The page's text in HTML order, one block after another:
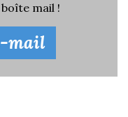
mail !
mail